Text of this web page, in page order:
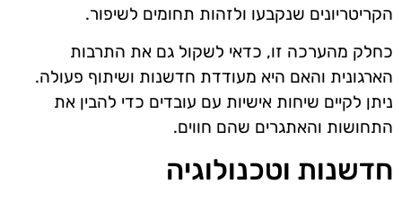
הקריטריונים שנקבעו ולזהות תחומים לשיפור.
כחלק מהערכה זו, כדאי לשקול גם את התרבות
הארגונית והאם היא מעודדת חדשנות ושיתוף פעולה.
ניתן לקיים שיחות אישיות עם עובדים כדי להבין את
התחושות והאתגרים שהם חווים.
חדשנות וטכנולוגיה